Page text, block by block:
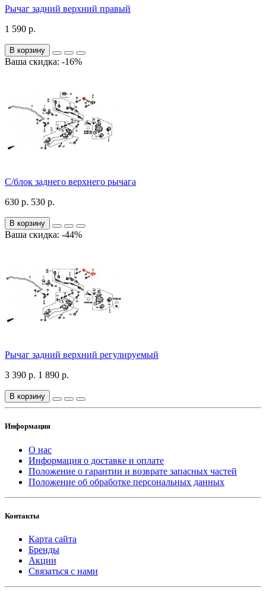
Рычаг задний верхний правый
1 590 р.
В корзину
Ваша скидка: -16%
С/блок заднего верхнего рычага
630 р. 530 р.
В корзину
Ваша скидка: -44%
Рычаг задний верхний регулируемый
3 390 р. 1 890 р.
В корзину
Информация
О нас
Информация о доставке и оплате
Положение о гарантии и возврате запасных частей
Положение об обработке персональных данных
Контакты
Карта сайта
Бренды
Акции
Связаться с нами